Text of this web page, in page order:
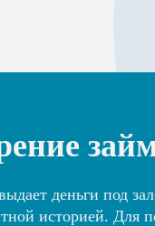
деньги под
историей. Для